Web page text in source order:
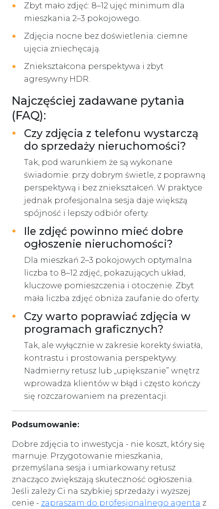
Zbyt mało zdjęć: 8–12 ujęć minimum dla
mieszkania 2–3 pokojowego.
Zdjęcia nocne bez doświetlenia: ciemne
ujęcia zniechęcają.
Zniekształcona perspektywa i zbyt
agresywny HDR.
Najczęściej zadawane pytania
(FAQ):
Czy zdjęcia z telefonu wystarczą
do sprzedaży nieruchomości?
Tak, pod warunkiem że są wykonane
świadomie: przy dobrym świetle, z poprawną
perspektywą i bez zniekształceń. W praktyce
jednak profesjonalna sesja daje większą
spójność i lepszy odbiór oferty.
Ile zdjęć powinno mieć dobre
ogłoszenie nieruchomości?
Dla mieszkań 2–3 pokojowych optymalna
liczba to 8–12 zdjęć, pokazujących układ,
kluczowe pomieszczenia i otoczenie. Zbyt
mała liczba zdjęć obniża zaufanie do oferty.
Czy warto poprawiać zdjęcia w
programach graficznych?
Tak, ale wyłącznie w zakresie korekty światła,
kontrastu i prostowania perspektywy.
Nadmierny retusz lub „upiększanie” wnętrz
wprowadza klientów w błąd i często kończy
się rozczarowaniem na prezentacji.
Podsumowanie:
Dobre zdjęcia to inwestycja - nie koszt, który się
marnuje. Przygotowanie mieszkania,
przemyślana sesja i umiarkowany retusz
znacząco zwiększają skuteczność ogłoszenia.
Jeśli zależy Ci na szybkiej sprzedaży i wyższej
cenie - zapraszam do profesjonalnego agenta z